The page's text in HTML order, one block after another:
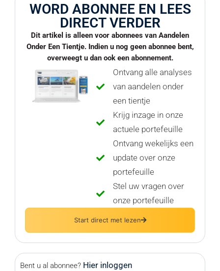
WORD ABONNEE EN LEES
DIRECT VERDER
Dit artikel is alleen voor abonnees van Aandelen
Onder Een Tientje. Indien u nog geen abonnee bent,
overweegt u dan ook een abonnement.
Ontvang alle analyses
van aandelen onder
een tientje
Krijg inzage in onze
actuele portefeuille
Ontvang wekelijks een
update over onze
portefeuille
Stel uw vragen over
onze portefeuille
Start direct met lezen
Bent u al abonnee? Hier inloggen